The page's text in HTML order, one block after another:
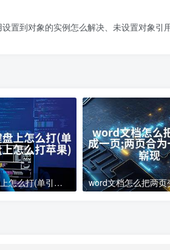
置到对象的实例怎么解决、未设置对象引
单引号在键盘上怎么打(单引号在键盘上怎么打苹果)